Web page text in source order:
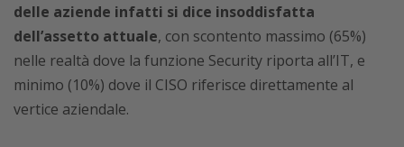
delle aziende infatti si dice insoddisfatta
dell’assetto attuale, con scontento massimo (65%)
nelle realtà dove la funzione Security riporta all’IT, e
minimo (10%) dove il CISO riferisce direttamente al
vertice aziendale.